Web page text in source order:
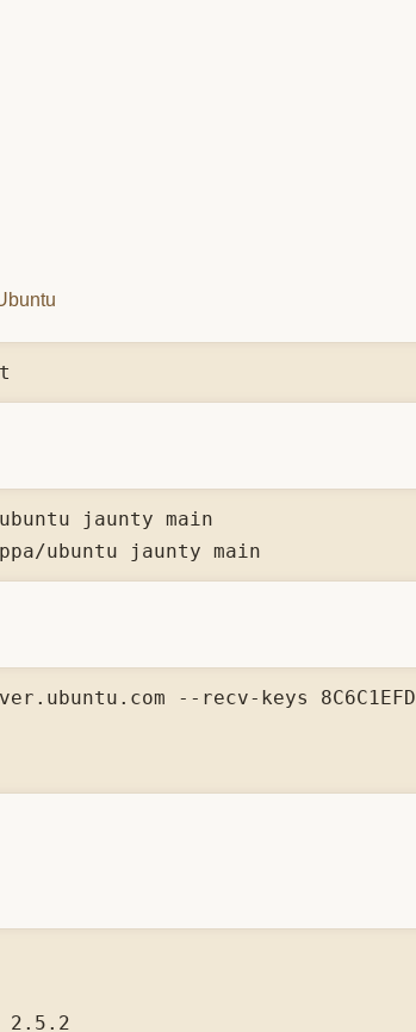
jaunty main
ubuntu jaunty main
--recv-keys 8C6C1EFD
2.5.2